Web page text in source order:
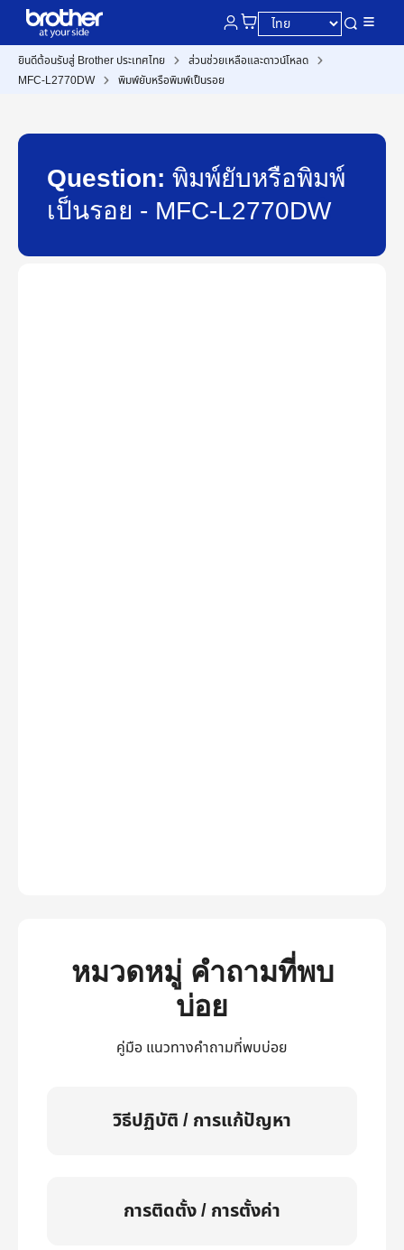
ยินดีต้อนรับสู่ Brother ประเทศไทย
ส่วนช่วยเหลือและดาวน์โหลด
MFC-L2770DW
พิมพ์ยับหรือพิมพ์เป็นรอย
Question: พิมพ์ยับหรือพิมพ์
เป็นรอย - MFC-L2770DW
หมวดหมู่ คำถามที่พบ
บ่อย
คู่มือ แนวทางคำถามที่พบบ่อย
วิธีปฏิบัติ / การแก้ปัญหา
การติดตั้ง / การตั้งค่า